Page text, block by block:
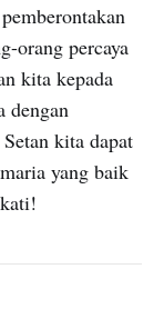
orang percaya
kita kepada
dengan
kita dapat
yang baik